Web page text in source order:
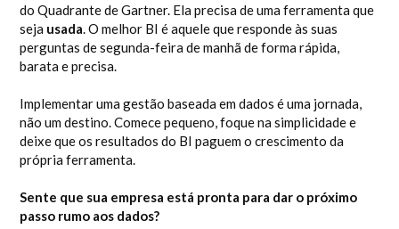
do Quadrante de Gartner. Ela precisa de uma ferramenta que
seja usada. O melhor BI é aquele que responde às suas
perguntas de segunda-feira de manhã de forma rápida,
barata e precisa.
Implementar uma gestão baseada em dados é uma jornada,
não um destino. Comece pequeno, foque na simplicidade e
deixe que os resultados do BI paguem o crescimento da
própria ferramenta.
Sente que sua empresa está pronta para dar o próximo
passo rumo aos dados?